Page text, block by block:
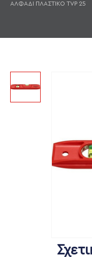
AΛΦΑΔΙ ΠΛΑΣΤΙΚΟ TVP 25